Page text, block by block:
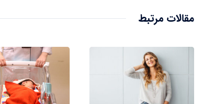
مقالات مرتبط